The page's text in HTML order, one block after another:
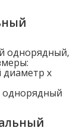
однорядный,
диаметр x